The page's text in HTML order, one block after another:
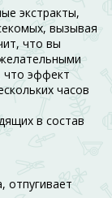
экстракты,
вызывая
что вы
что эффект
часов
в состав
отпугивает